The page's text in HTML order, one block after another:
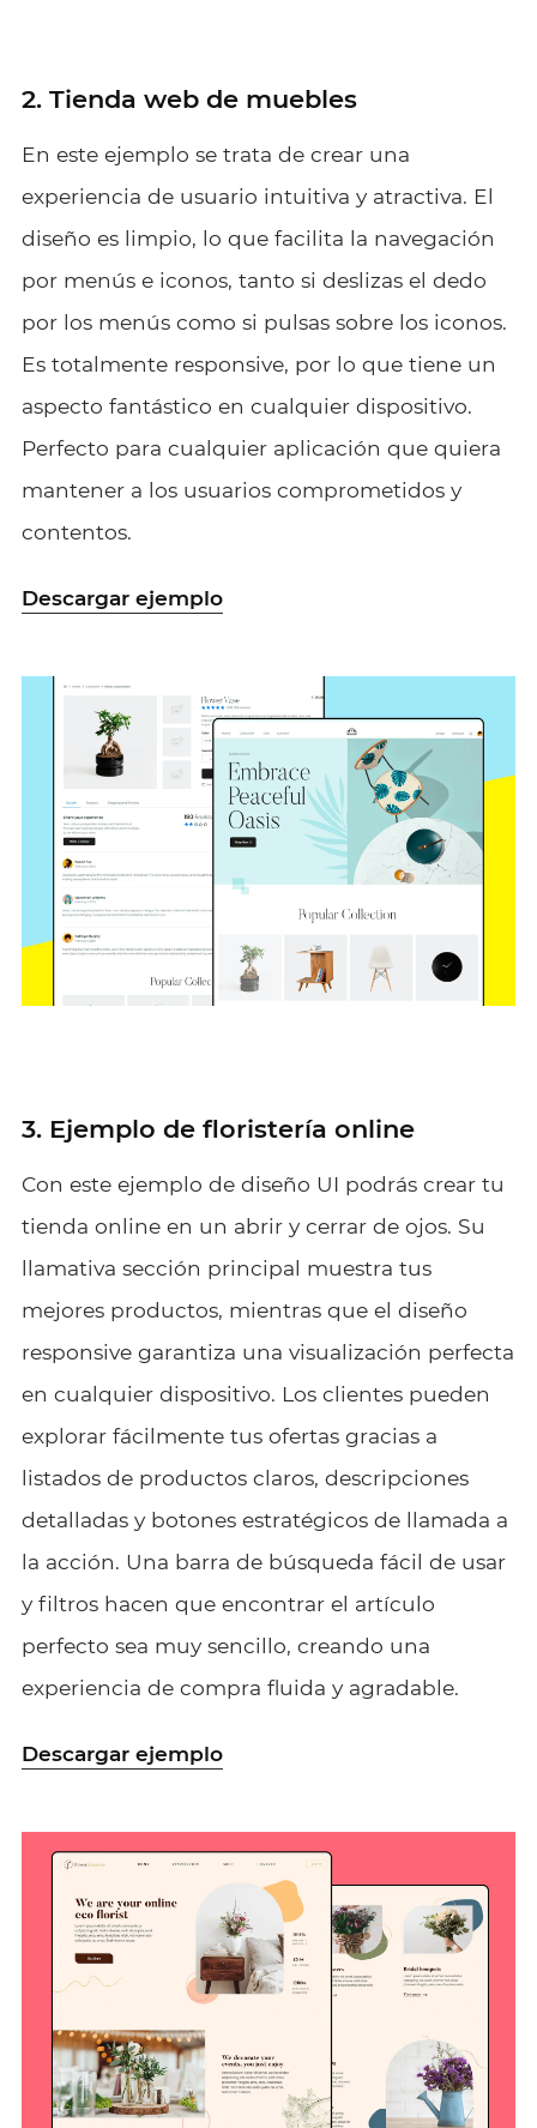
2. Tienda web de muebles
En este ejemplo se trata de crear una
experiencia de usuario intuitiva y atractiva. El
diseño es limpio, lo que facilita la navegación
por menús e iconos, tanto si deslizas el dedo
por los menús como si pulsas sobre los iconos.
Es totalmente responsive, por lo que tiene un
aspecto fantástico en cualquier dispositivo.
Perfecto para cualquier aplicación que quiera
mantener a los usuarios comprometidos y
contentos.
Descargar ejemplo
3. Ejemplo de floristería online
Con este ejemplo de diseño UI podrás crear tu
tienda online en un abrir y cerrar de ojos. Su
llamativa sección principal muestra tus
mejores productos, mientras que el diseño
responsive garantiza una visualización perfecta
en cualquier dispositivo. Los clientes pueden
explorar fácilmente tus ofertas gracias a
listados de productos claros, descripciones
detalladas y botones estratégicos de llamada a
la acción. Una barra de búsqueda fácil de usar
y filtros hacen que encontrar el artículo
perfecto sea muy sencillo, creando una
experiencia de compra fluida y agradable.
Descargar ejemplo